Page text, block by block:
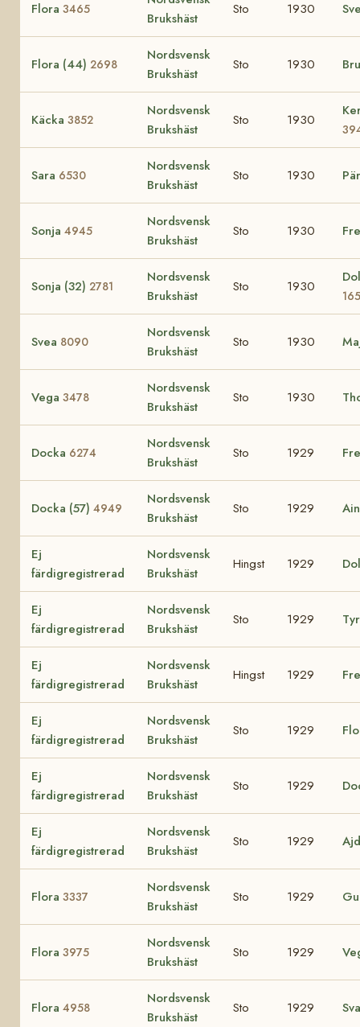
Flora 3465
Brukshäst
Sto 1930
Flora (44) 2698
Nordsvensk
Brukshäst
Sto 1930
Käcka 3852
Nordsvensk
Brukshäst
Sto 1930
Sara 6530
Nordsvensk
Brukshäst
Sto 1930
Sonja 4945
Nordsvensk
Brukshäst
Sto 1930
Sonja (32) 2781
Nordsvensk
Brukshäst
Sto 1930
Svea 8090
Nordsvensk
Brukshäst
Sto 1930
Vega 3478
Nordsvensk
Brukshäst
Sto 1930
Docka 6274
Nordsvensk
Brukshäst
Sto 1929
Docka (57) 4949
Nordsvensk
Brukshäst
Sto 1929
Ej
färdigregistrerad
Nordsvensk
Brukshäst
Hingst 1929
Ej
färdigregistrerad
Nordsvensk
Brukshäst
Sto 1929
Ej
färdigregistrerad
Nordsvensk
Brukshäst
Hingst 1929
Ej
färdigregistrerad
Nordsvensk
Brukshäst
Sto 1929
Ej
färdigregistrerad
Nordsvensk
Brukshäst
Sto 1929
Ej
färdigregistrerad
Nordsvensk
Brukshäst
Sto 1929
Flora 3337
Nordsvensk
Brukshäst
Sto 1929
Flora 3975
Nordsvensk
Brukshäst
Sto 1929
Flora 4958
Nordsvensk
Brukshäst
Sto 1929